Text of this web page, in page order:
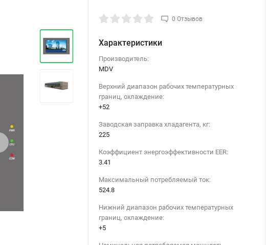
0 Отзывов
Характеристики
Производитель:
MDV
Верхний диапазон рабочих температурных
границ, охлаждение:
+52
Заводская заправка хладагента, кг:
225
Коэффициент энергоэффективности EER:
3.41
Максимальный потребляемый ток:
524.8
Нижний диапазон рабочих температурных
границ, охлаждение:
+5